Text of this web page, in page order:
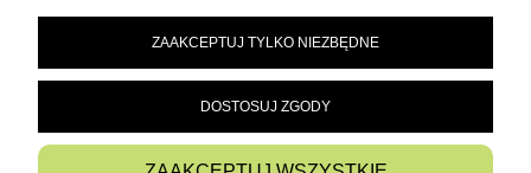
MATERIAŁY INFORMACYJNE
INFORMACJE
ZAAKCEPTUJ TYLKO NIEZBĘDNE
DOSTOSUJ ZGODY